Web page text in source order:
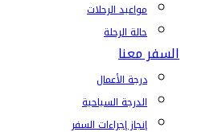
مواعيد الرحلات
حالة الرحلة
السفر معنا
درجة الأعمال
الدرجة السياحية
إنجاز إجراءات السفر